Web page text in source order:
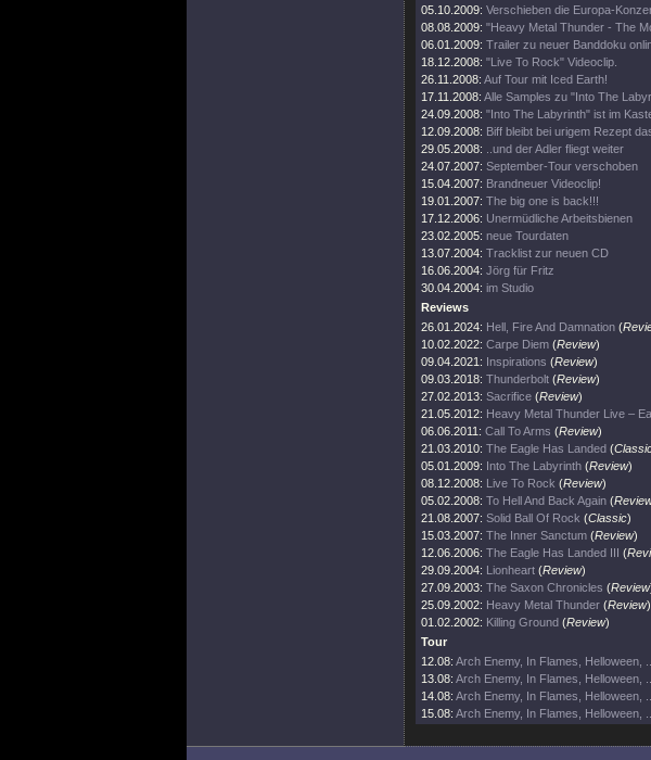
05.10.2009: Verschieben die Europa-
08.08.2009: "Heavy Metal Thunder - The
06.01.2009: Trailer zu neuer Banddoku
18.12.2008: "Live To Rock" Videoclip.
26.11.2008: Auf Tour mit Iced Earth!
17.11.2008: Alle Samples zu "Into The
24.09.2008: "Into The Labyrinth" ist im
12.09.2008: Biff bleibt bei urigem Rezept
29.05.2008:
..und der Adler fliegt weiter
24.07.2007: September-Tour verschoben
15.04.2007: Brandneuer Videoclip!
19.01.2007: The big one is back!!!
17.12.2006: Unermüdliche Arbeitsbienen
23.02.2005: neue Tourdaten
13.07.2004: Tracklist zur neuen CD
16.06.2004: Jörg für Fritz
30.04.2004: im Studio
Reviews
26.01.2024: Hell, Fire And Damnation (
10.02.2022: Carpe Diem (Review)
09.04.2021: Inspirations (Review)
09.03.2018: Thunderbolt (Review)
27.02.2013: Sacrifice (Review)
21.05.2012: Heavy Metal Thunder Live –
06.06.2011: Call To Arms (Review)
21.03.2010: The Eagle Has Landed (
05.01.2009: Into The Labyrinth (Review)
08.12.2008: Live To Rock (Review)
05.02.2008: To Hell And Back Again (
21.08.2007: Solid Ball Of Rock (Classic)
15.03.2007: The Inner Sanctum (Review)
12.06.2006: The Eagle Has Landed III (
29.09.2004: Lionheart (Review)
27.09.2003: The Saxon Chronicles (Review
25.09.2002: Heavy Metal Thunder (Review)
01.02.2002: Killing Ground (Review)
Tour
12.08: Arch Enemy, In Flames, Helloween, ...
13.08: Arch Enemy, In Flames, Helloween, ...
14.08: Arch Enemy, In Flames, Helloween, ...
15.08: Arch Enemy, In Flames, Helloween, ...